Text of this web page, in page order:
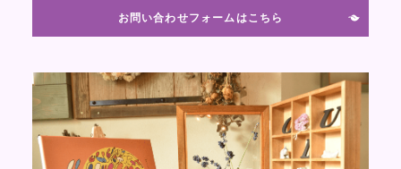
お問い合わせフォームはこちら